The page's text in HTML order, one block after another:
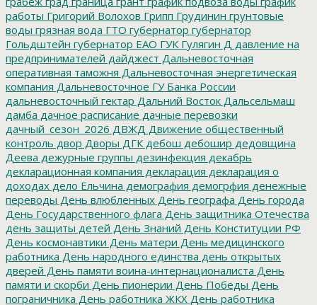
работы Григорий Волохов Грипп Грудинин грунтовые
воды грязная вода ГТО губернатор губернатор
Гольдштейн губернатор ЕАО ГУК Гулягин Д давление на
предпринимателей дайджест Дальневосточная
оперативная таможня Дальневосточная энергетическая
компания Дальневосточное ГУ Банка России
дальневосточный гектар Дальний Восток Дальсельмаш
дамба дачное расписание дачные перевозки
дачный_сезон_2026 ДВЖД Движение общественный
контроль двор Дворы ДГК дебош дебошир дедовщина
Деева дежурные группы дезинфекция декабрь
декларационная компания декларация декларация о
доходах дело Ельчина демография демогрфия денежные
переводы День влюбленных День географа День города
День Государственного флага День защитника Отечества
день защиты детей День Знаний День Конституции РФ
День космонавтики День матери День медицинского
работника День народного единства день открытых
дверей День памяти воина-интернационалиста День
памяти и скорби День пионерии День Победы День
пограничника День работника ЖКХ День работника